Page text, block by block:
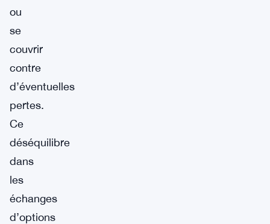
ou
se
couvrir
contre
d’éventuelles
pertes.
Ce
déséquilibre
dans
les
échanges
d’options